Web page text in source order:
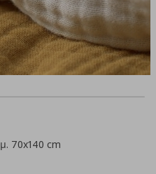
70x140 cm